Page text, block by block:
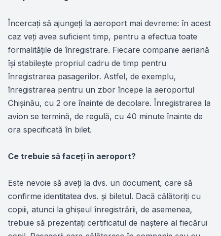
Încercaţi să ajungeţi la aeroport mai devreme: în acest
caz veţi avea suficient timp, pentru a efectua toate
formalitățile de înregistrare. Fiecare companie aeriană
își stabilește propriul cadru de timp pentru
înregistrarea pasagerilor. Astfel, de exemplu,
înregistrarea pentru un zbor începe la aeroportul
Chișinău, cu 2 ore înainte de decolare. Înregistrarea la
avion se termină, de regulă, cu 40 minute înainte de
ora specificată în bilet.
Ce trebuie să faceţi în aeroport?
Este nevoie să aveţi la dvs. un document, care să
confirme identitatea dvs. şi biletul. Dacă călătoriţi cu
copiii, atunci la ghişeul înregistrării, de asemenea,
trebuie să prezentaţi certificatul de naștere al fiecărui